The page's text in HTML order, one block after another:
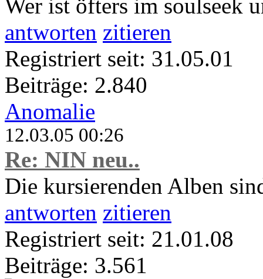
Wer ist öfters im soulseek
antworten zitieren
Registriert seit: 31.05.01
Beiträge: 2.840
Anomalie
12.03.05 00:26
Re: NIN neu..
Die kursierenden Alben
antworten zitieren
Registriert seit: 21.01.08
Beiträge: 3.561